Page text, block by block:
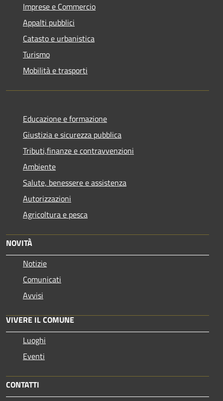
Imprese e Commercio
Appalti pubblici
Catasto e urbanistica
Turismo
Mobilità e trasporti
Educazione e formazione
Giustizia e sicurezza pubblica
Tributi,finanze e contravvenzioni
Ambiente
Salute, benessere e assistenza
Autorizzazioni
Agricoltura e pesca
NOVITÀ
Notizie
Comunicati
Avvisi
VIVERE IL COMUNE
Luoghi
Eventi
CONTATTI